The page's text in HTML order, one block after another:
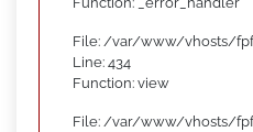
File: /var/www/vhosts/
Line: 434
Function: view
File: /var/www/vhosts/